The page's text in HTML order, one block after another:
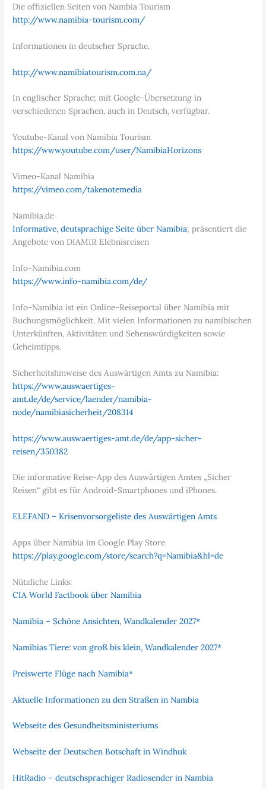
Die offiziellen Seiten von Nambia Tourism
http://www.namibia-tourism.com/
Informationen in deutscher Sprache.
http://www.namibiatourism.com.na/
In englischer Sprache; mit Google-Übersetzung in
verschiedenen Sprachen, auch in Deutsch, verfügbar.
Youtube-Kanal von Namibia Tourism
https://www.youtube.com/user/NamibiaHorizons
Vimeo-Kanal Namibia
https://vimeo.com/takenotemedia
Namibia.de
Informative, deutsprachige Seite über Namibia; präsentiert die
Angebote von DIAMIR Elebnisreisen
Info-Namibia.com
https://www.info-namibia.com/de/
Info-Namibia ist ein Online-Reiseportal über Namibia mit
Buchungsmöglichkeit. Mit vielen Informationen zu namibischen
Unterkünften, Aktivitäten und Sehenswürdigkeiten sowie
Geheimtipps.
Sicherheitshinweise des Auswärtigen Amts zu Namibia:
https://www.auswaertiges-
amt.de/de/service/laender/namibia-
node/namibiasicherheit/208314
https://www.auswaertiges-amt.de/de/app-sicher-
reisen/350382
Die informative Reise-App des Auswärtigen Amtes „Sicher
Reisen“ gibt es für Android-Smartphones und iPhones.
ELEFAND – Krisenvorsorgeliste des Auswärtigen Amts
Apps über Namibia im Google Play Store
https://play.google.com/store/search?q=Namibia&hl=de
Nützliche Links:
CIA World Factbook über Namibia
Namibia – Schöne Ansichten, Wandkalender 2027*
Namibias Tiere: von groß bis klein, Wandkalender 2027*
Preiswerte Flüge nach Namibia*
Aktuelle Informationen zu den Straßen in Nambia
Webseite des Gesundheitsministeriums
Webseite der Deutschen Botschaft in Windhuk
HitRadio – deutschsprachiger Radiosender in Nambia